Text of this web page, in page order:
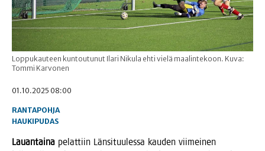
Loppukauteen kuntoutunut Ilari Nikula ehti vielä maalintekoon. Kuva:
Tommi Karvonen
01.10.2025 08:00
RANTAPOHJA
HAUKIPUDAS
Lau­an­tai­na pelat­tiin Län­si­tuu­les­sa kau­den vii­mei­nen